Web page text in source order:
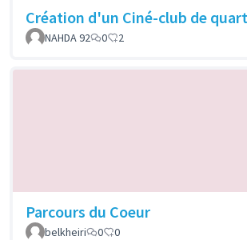
Création d'un Ciné-club de
NAHDA 92
0 2
Parcours du Coeur
belkheiri
0 0